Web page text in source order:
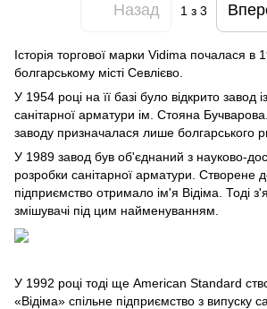
Назад 1 з 3
Історія торгової марки Vidima почалася в
болгарському місті Севлієво.
У 1954 році на її базі було відкрито завод
санітарної арматури ім. Стояна
заводу призначалася лише болгарського
У 1989 завод був об'єднаний з науково-
розробки санітарної арматури. Створене
підприємство отримало ім'я Відіма. Тоді
змішувачі під цим найменуванням.
У 1992 році тоді ще American Standard
«Відіма» спільне підприємство з випуску